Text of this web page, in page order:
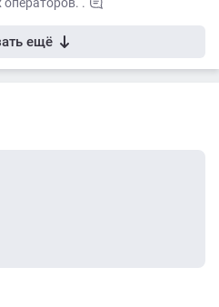
операторов. .
ещё